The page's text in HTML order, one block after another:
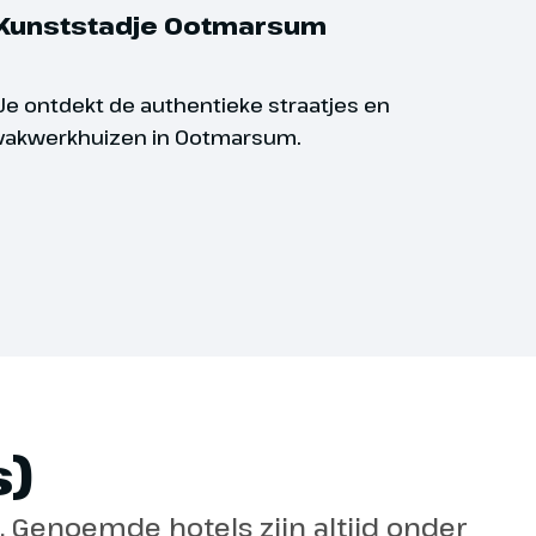
Ootmarsum
ontdekt de authentieke straatjes en
in Ootmarsum.
hotels zijn altijd onder
verschillende niveaus zodat er voor